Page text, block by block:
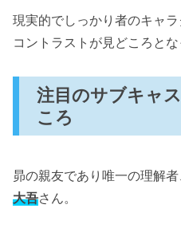
現実的でしっかり者のキャ
コントラストが見どころとな
注目のサブキャ
ころ
昴の親友であり唯一の理解
大吾さん。